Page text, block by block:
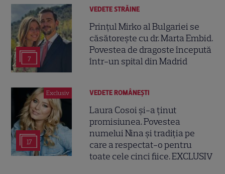
7
VEDETE STRĂINE
Prințul Mirko al Bulgariei se
căsătorește cu dr. Marta Embid.
Povestea de dragoste începută
într-un spital din Madrid
Exclusiv
17
VEDETE ROMÂNEŞTI
Laura Cosoi și-a ținut
promisiunea. Povestea
numelui Nina și tradiția pe
care a respectat-o pentru
toate cele cinci fiice. EXCLUSIV